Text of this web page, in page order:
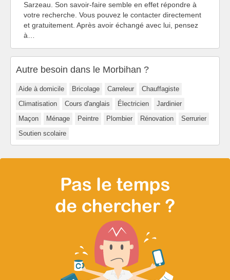
Sarzeau. Son savoir-faire semble en effet répondre à
votre recherche. Vous pouvez le contacter directement
et gratuitement. Après avoir échangé avec lui, pensez
à…
Autre besoin dans le Morbihan ?
Aide à domicile Bricolage Carreleur
Chauffagiste
Climatisation
Cours d'anglais Électricien
Jardinier
Maçon
Ménage Peintre Plombier Rénovation
Serrurier
Soutien scolaire